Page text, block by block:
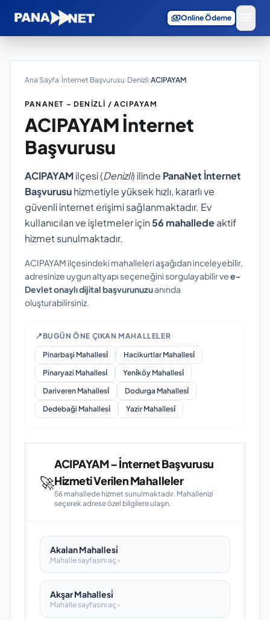
paymentsOnline Ödeme
Ana Sayfa›İnternet Başvurusu›Denizli›ACIPAYAM
PANANET – DENIZLI / ACIPAYAM
ACIPAYAM İnternet
Başvurusu
ACIPAYAMilçesi (Denizli) ilinde PanaNet İnternet
Başvurusuhizmetiyle yüksek hızlı, kararlı ve
güvenli internet erişimi sağlanmaktadır. Ev
kullanıcıları ve işletmeler için56 mahalledeaktif
hizmet sunulmaktadır.
ACIPAYAM ilçesindeki mahalleleri aşağıdan inceleyebilir,
adresinize uygun altyapı seçeneğini sorgulayabilir vee-
Devlet onaylı dijital başvurunuzuanında
oluşturabilirsiniz.
📍 BUGÜN ÖNE ÇIKAN MAHALLELER
Pinarbaşi Mahallesi̇
Hacikurtlar Mahallesi̇
Pinaryazi Mahallesi̇
Yeni̇köy Mahallesi̇
Dariveren Mahallesi̇
Dodurga Mahallesi̇
Dedebaği Mahallesi̇
Yazir Mahallesi̇
🚀
ACIPAYAM – İnternet Başvurusu
Hizmeti Verilen Mahalleler
56 mahallede hizmet sunulmaktadır. Mahallenizi
seçerek adrese özel bilgilere ulaşın.
Akalan Mahallesi̇
Mahalle sayfasını aç ›
Akşar Mahallesi̇
Mahalle sayfasını aç ›